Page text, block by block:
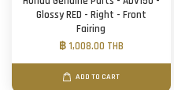
Glossy RED - Right - Front
Fairing
฿ 1,008.00 THB
ADD TO CART